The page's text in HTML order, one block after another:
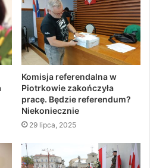
Komisja referendalna w
Piotrkowie zakończyła
pracę. Będzie referendum?
Niekoniecznie
29 lipca, 2025